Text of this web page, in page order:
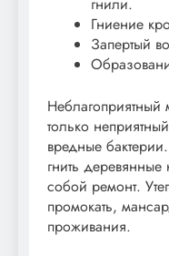
Гниение
Запертый
Неблагоприятный
только
вредные
гнить деревянные
собой ремонт.
промокать,
проживания.